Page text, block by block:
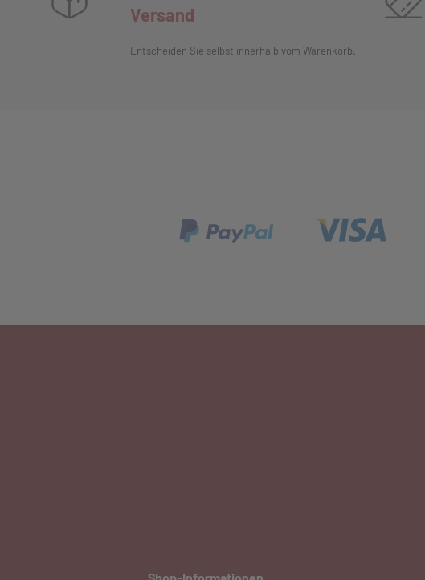
Versand
Entscheiden Sie selbst innerhalb vom Warenkorb.
Shop-Informationen